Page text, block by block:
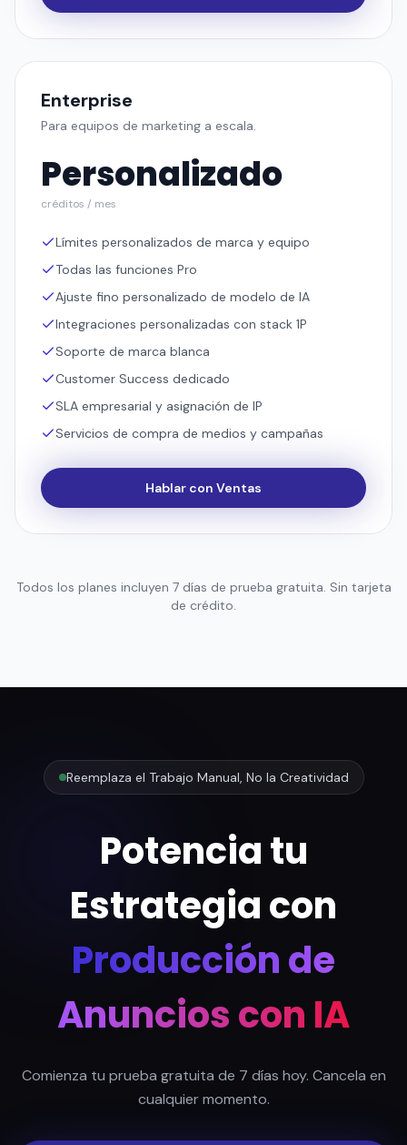
Enterprise
Para equipos de marketing a escala.
Personalizado
créditos / mes
Límites personalizados de marca y equipo
Todas las funciones Pro
Ajuste fino personalizado de modelo de IA
Integraciones personalizadas con stack 1P
Soporte de marca blanca
Customer Success dedicado
SLA empresarial y asignación de IP
Servicios de compra de medios y campañas
Hablar con Ventas
Todos los planes incluyen 7 días de prueba gratuita. Sin tarjeta
de crédito.
Reemplaza el Trabajo Manual, No la Creatividad
Potencia tu
Estrategia con
Producción de
Anuncios con IA
Comienza tu prueba gratuita de 7 días hoy. Cancela en
cualquier momento.